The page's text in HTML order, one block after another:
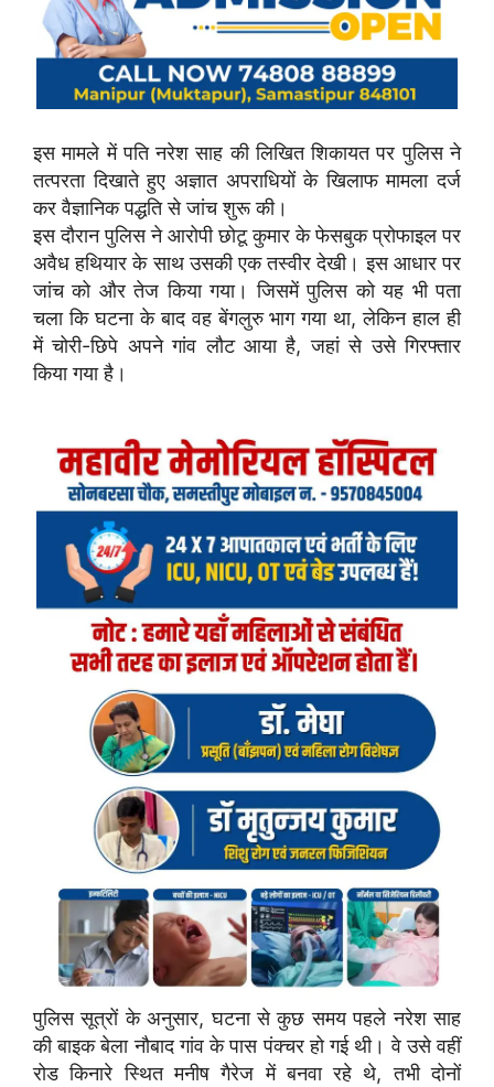
इस मामले में पति नरेश साह की लिखित शिकायत पर पुलिस ने
तत्परता दिखाते हुए अज्ञात अपराधियों के खिलाफ मामला दर्ज
कर वैज्ञानिक पद्धति से जांच शुरू की।
इस दौरान पुलिस ने आरोपी छोटू कुमार के फेसबुक प्रोफाइल पर
अवैध हथियार के साथ उसकी एक तस्वीर देखी। इस आधार पर
जांच को और तेज किया गया। जिसमें पुलिस को यह भी पता
चला कि घटना के बाद वह बेंगलुरु भाग गया था, लेकिन हाल ही
में चोरी-छिपे अपने गांव लौट आया है, जहां से उसे गिरफ्तार
किया गया है।
पुलिस सूत्रों के अनुसार, घटना से कुछ समय पहले नरेश साह
की बाइक बेला नौबाद गांव के पास पंक्चर हो गई थी। वे उसे वहीं
रोड किनारे स्थित मनीष गैरेज में बनवा रहे थे, तभी दोनों